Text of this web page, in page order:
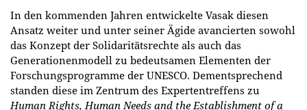
In den kommenden Jahren entwickelte Vasak diesen
Ansatz weiter und unter seiner Ägide avancierten sowohl
das Konzept der Solidaritätsrechte als auch das
Generationenmodell zu bedeutsamen Elementen der
Forschungsprogramme der UNESCO. Dementsprechend
standen diese im Zentrum des Expertentreffens zu
Human Rights, Human Needs and the Establishment of a